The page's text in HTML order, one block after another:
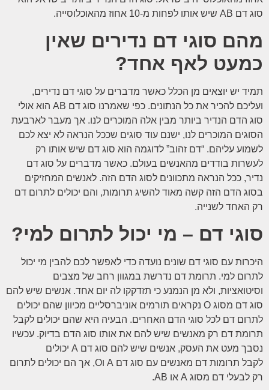
סוג דם AB שיש אותו לפחות מ-10 אחוז מהאוכלוסייה.
מהם סוגי דם נדירים שאין
כמעט לאף אחד?
תמיד יש יוצאים מן הכלל כאשר מדברים על סוגי דם נדירים,
ועליכם להכיר את כל הנתונים. כפי שאמרנו סוג דם AB הוא אולי
סוג הדם הנדיר ביותר מבין אלה המוכרים לנו. אך מעבר לארבעת
הסוגים המוכרים לנו, ישנם עוד סוגים שככל הנראה לא יצא לכם
לשמוע עליהם. “דם זהוב” לדוגמה הוא סוג דם שיש אותו רק
לעשרות בודדים מהאנשים בעולם. כאשר מדברים על סוג דם
נדיר, ככל הנראה מתכוונים לסוג הדם הזה. לאנשים המחזיקים
בסוג הדם הזה קשה מאוד להשיג תרומות, והם יכולים לתרום דם
רק האחד לשנייה.
סוגי דם – מי יכול לתרום למי?
היכרות עם סוגי דם שונים נועדה כדי לאפשר לכם להבין מי יכול
לתרום למי. תרומת דם נדרשת במגוון רחב של מצבים
וסיטואציות, ולא מן הנמנע כי תזדקקו לה יום אחד. אנשים שיש להם
סוג דם מסוג O נקראים תורמים אוניברסליים מכיוון שהם יכולים
לתרום דם לכל סוגי הדם האחרים. הבעיה היא שהם יכולים לקבל
תרומת דם רק מאנשים שיש להם את אותו סוג הדם בדיוק. עכשיו
נסבך מעט את העסק, אנשים שיש להם סוג דם A יכולים
לקבל תרומות דם מאנשים עם סוג דם A וO, אך הם יכולים לתרום
רק לבעלי דם מסוג A או AB.